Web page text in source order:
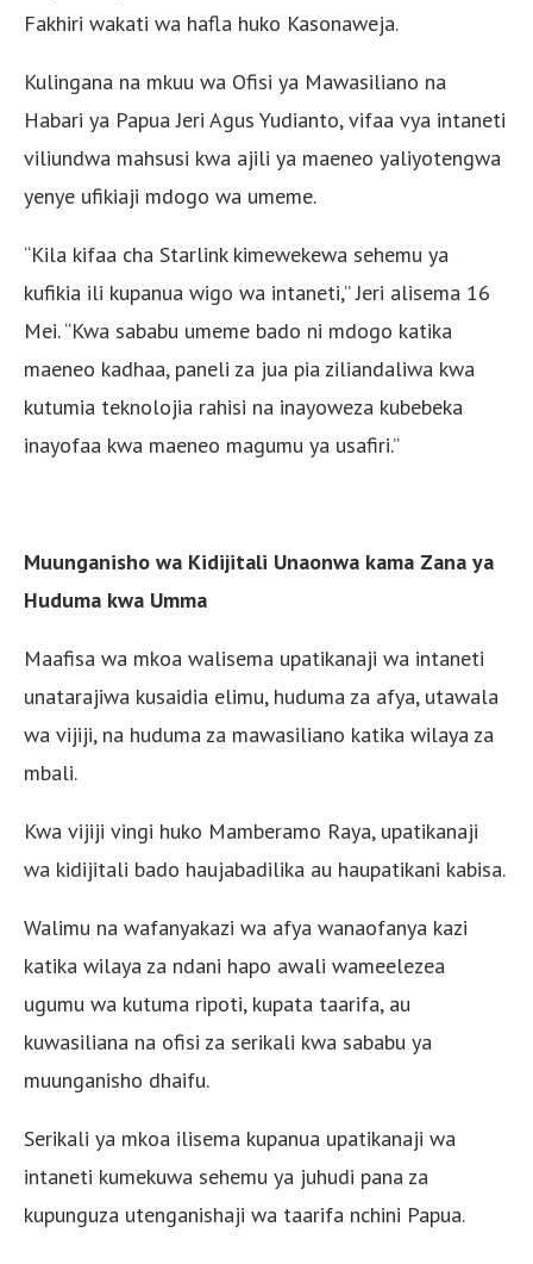
Fakhiri wakati wa hafla huko Kasonaweja.
Kulingana na mkuu wa Ofisi ya Mawasiliano na
Habari ya Papua Jeri Agus Yudianto, vifaa vya intaneti
viliundwa mahsusi kwa ajili ya maeneo yaliyotengwa
yenye ufikiaji mdogo wa umeme.
“Kila kifaa cha Starlink kimewekewa sehemu ya
kufikia ili kupanua wigo wa intaneti,” Jeri alisema 16
Mei. “Kwa sababu umeme bado ni mdogo katika
maeneo kadhaa, paneli za jua pia ziliandaliwa kwa
kutumia teknolojia rahisi na inayoweza kubebeka
inayofaa kwa maeneo magumu ya usafiri.”
Muunganisho wa Kidijitali Unaonwa kama Zana ya
Huduma kwa Umma
Maafisa wa mkoa walisema upatikanaji wa intaneti
unatarajiwa kusaidia elimu, huduma za afya, utawala
wa vijiji, na huduma za mawasiliano katika wilaya za
mbali.
Kwa vijiji vingi huko Mamberamo Raya, upatikanaji
wa kidijitali bado haujabadilika au haupatikani kabisa.
Walimu na wafanyakazi wa afya wanaofanya kazi
katika wilaya za ndani hapo awali wameelezea
ugumu wa kutuma ripoti, kupata taarifa, au
kuwasiliana na ofisi za serikali kwa sababu ya
muunganisho dhaifu.
Serikali ya mkoa ilisema kupanua upatikanaji wa
intaneti kumekuwa sehemu ya juhudi pana za
kupunguza utenganishaji wa taarifa nchini Papua.